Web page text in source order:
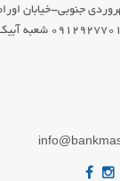
تلفن:02188323483 -